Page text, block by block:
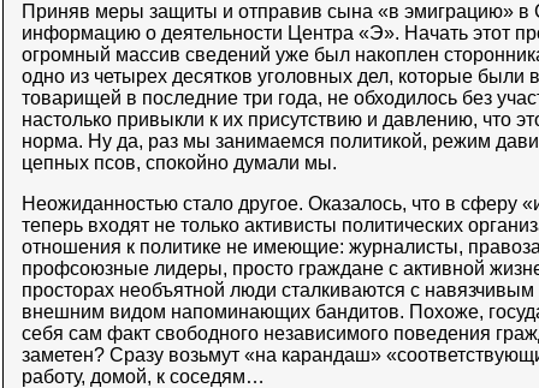
Приняв меры защиты и отправив сына «в эмиграцию» в
информацию о деятельности Центра «Э». Начать этот
огромный массив сведений уже был накоплен
одно из четырех десятков уголовных дел, которые были
товарищей в последние три года, не обходилось без
настолько привыкли к их присутствию и давлению, что
норма. Ну да, раз мы занимаемся политикой, режим
цепных псов, спокойно думали мы.
Неожиданностью стало другое. Оказалось, что в сферу
теперь входят не только активисты политических
отношения к политике не имеющие: журналисты,
профсоюзные лидеры, просто граждане с активной
просторах необъятной люди сталкиваются с
внешним видом напоминающих бандитов. Похоже,
себя сам факт свободного независимого поведения
заметен? Сразу возьмут «на карандаш»
работу, домой, к соседям…